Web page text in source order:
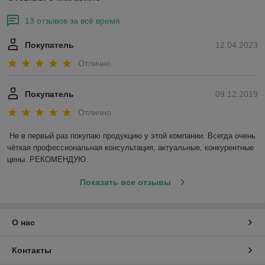
13 отзывов за всё время
12.04.2023
Покупатель
Отлично
09.12.2019
Покупатель
Отлично
Не в первый раз покупаю продукцию у этой компании. Всегда очень
чёткая профессиональная консультация, актуальные, конкурентные
цены. РЕКОМЕНДУЮ.
Показать все отзывы
О нас
Контакты